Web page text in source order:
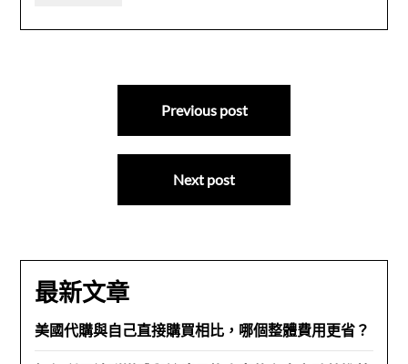
Previous post
Next post
最新文章
美國代購與自己直接購買相比，哪個整體費用更省？